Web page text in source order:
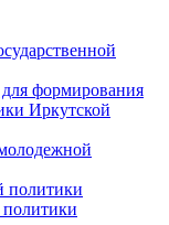
формирования
Иркутской
политики